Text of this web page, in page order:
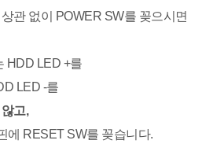
관 없이 POWER SW를 꽂으시면
HDD LED +를
LED -를
고,
에 RESET SW를 꽂습니다.